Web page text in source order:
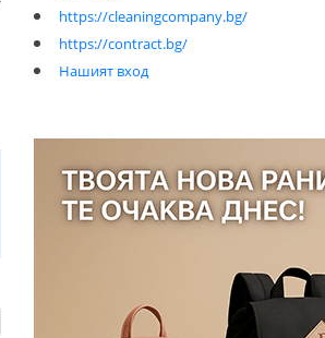
https://cleaningcompany.bg/
https://contract.bg/
Нашият вход